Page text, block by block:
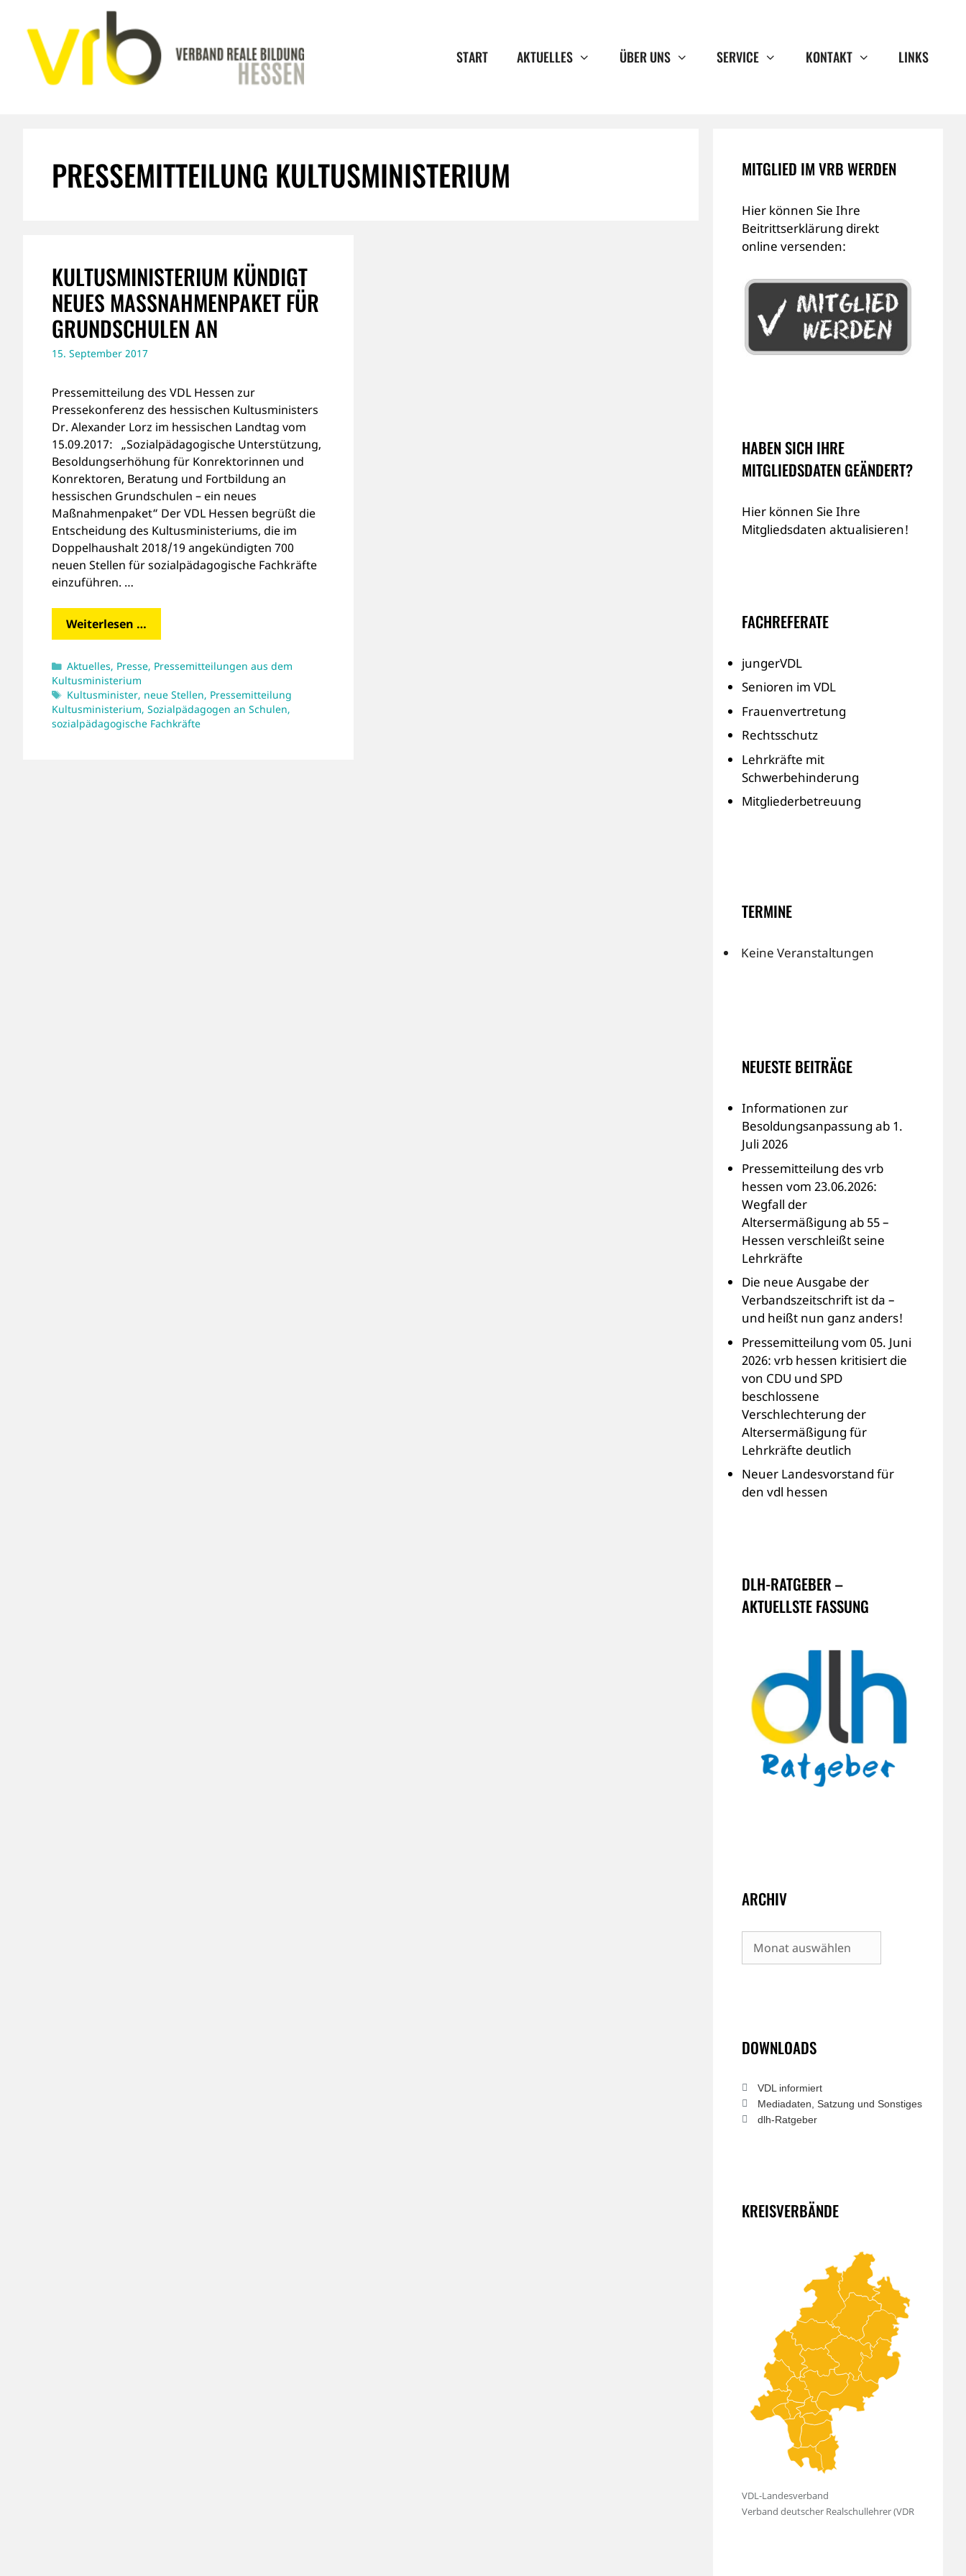
Inhalt
springen
START AKTUELLES ÜBER UNS SERVICE KONTAKT LINKS
PRESSEMITTEILUNG KULTUSMINISTERIUM
KULTUSMINISTERIUM KÜNDIGT
NEUES MASSNAHMENPAKET FÜR G
RUNDSCHULEN AN
15. September 2017
Pressemitteilung des VDL Hessen zur
Pressekonferenz des hessischen Kultusministers
Dr. Alexander Lorz im hessischen Landtag vom
15.09.2017: „Sozialpädagogische Unterstützung,
Besoldungserhöhung für Konrektorinnen und
Konrektoren, Beratung und Fortbildung an
hessischen Grundschulen – ein neues
Maßnahmenpaket“ Der VDL Hessen begrüßt die
Entscheidung des Kultusministeriums, die im
Doppelhaushalt 2018/19 angekündigten 700
neuen Stellen für sozialpädagogische Fachkräfte
einzuführen. …
Weiterlesen …
Kategorien
Aktuelles, Presse, Pressemitteilungen aus dem
Kultusministerium
Schlagwörter
Kultusminister, neue Stellen, Pressemitteilung
Kultusministerium, Sozialpädagogen an Schulen,
sozialpädagogische Fachkräfte
MITGLIED IM VRB WERDEN
Hier können Sie Ihre
Beitrittserklärung direkt
online versenden:
HABEN SICH IHRE
MITGLIEDSDATEN GEÄNDERT?
Hier können Sie Ihre
Mitgliedsdaten aktualisieren!
FACHREFERATE
jungerVDL
Senioren im VDL
Frauenvertretung
Rechtsschutz
Lehrkräfte mit
Schwerbehinderung
Mitgliederbetreuung
TERMINE
Keine Veranstaltungen
NEUESTE BEITRÄGE
Informationen zur
Besoldungsanpassung ab 1.
Juli 2026
Pressemitteilung des vrb
hessen vom 23.06.2026:
Wegfall der
Altersermäßigung ab 55 –
Hessen verschleißt seine
Lehrkräfte
Die neue Ausgabe der
Verbandszeitschrift ist da –
und heißt nun ganz anders!
Pressemitteilung vom 05. Juni
2026: vrb hessen kritisiert die
von CDU und SPD
beschlossene
Verschlechterung der
Altersermäßigung für
Lehrkräfte deutlich
Neuer Landesvorstand für
den vdl hessen
DLH-RATGEBER –
AKTUELLSTE FASSUNG
ARCHIV
Archiv
DOWNLOADS
VDL informiert
Mediadaten, Satzung und Sonstiges
dlh-Ratgeber
KREISVERBÄNDE